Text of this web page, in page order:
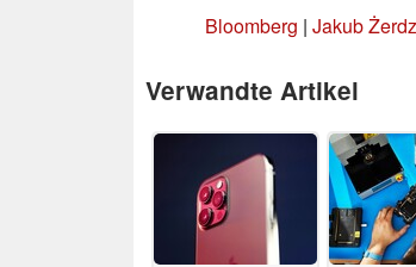
Bloomberg | Jakub
Verwandte Artikel